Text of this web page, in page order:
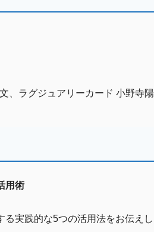
、ラグジュアリーカード 小野寺
用術
実践的な5つの活用法をお伝えし